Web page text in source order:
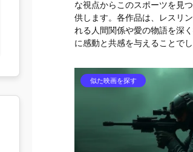
な視点からこのスポーツを見
供します。各作品は、レスリ
れる人間関係や愛の物語を深
に感動と共感を与えることでし
似た映画を探す